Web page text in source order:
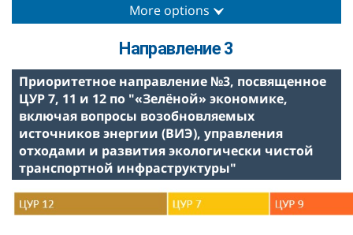
More options
Направление 3
Приоритетное направление №3, посвященное
ЦУР 7, 11 и 12 по "«Зелёной» экономике,
включая вопросы возобновляемых
источников энергии (ВИЭ), управления
отходами и развития экологически чистой
транспортной инфраструктуры"